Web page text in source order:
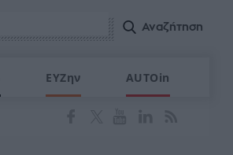
ΕΥΖην AUTOin